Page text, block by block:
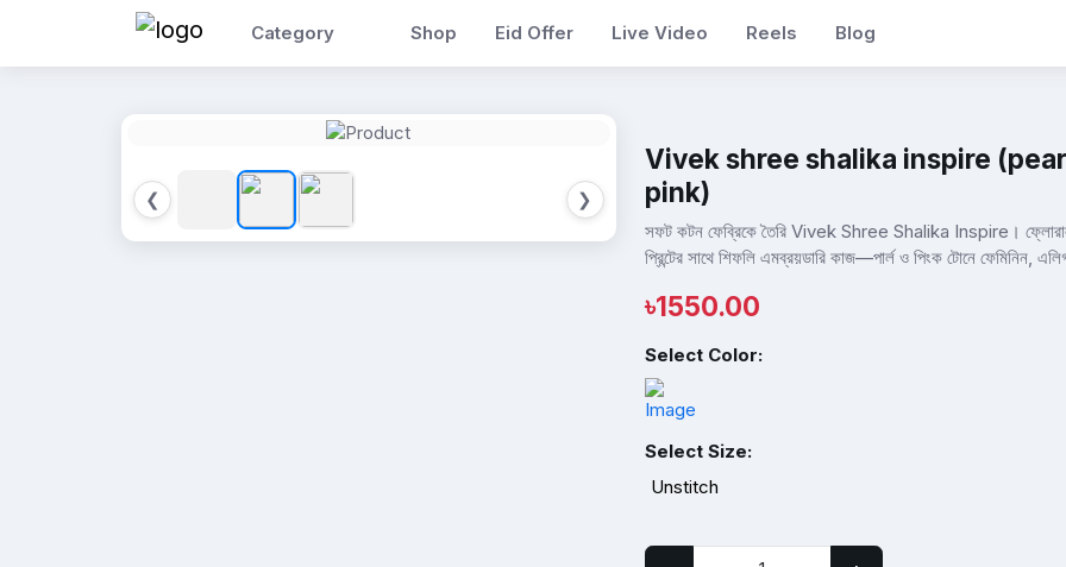
Category Shop Eid Offer Live Video Reels Blog
❮ ❯
Vivek shree shalika inspire
pink)
সফট কটন ফেব্রিকে তৈরি Vivek Shree Shalika Inspire।
প্রিন্টের সাথে শিফলি এমব্রয়ডারি কাজ—পার্ল ও পিংক টোনে ফেমিনিন,
৳1550.00
Select Color:
Select Size:
Unstitch